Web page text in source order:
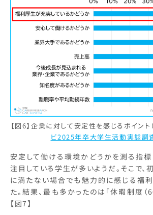
【図6】企業に対して安定性を感じるポイント
ビ2025年卒大学生活動実態調査
安定して働ける環境かどうかを測る指標
注目している学生が多いようだ。そこで
に満たない場合でも魅力的に感じる福
た。結果、最も多かったのは「休暇制度（
【図7】